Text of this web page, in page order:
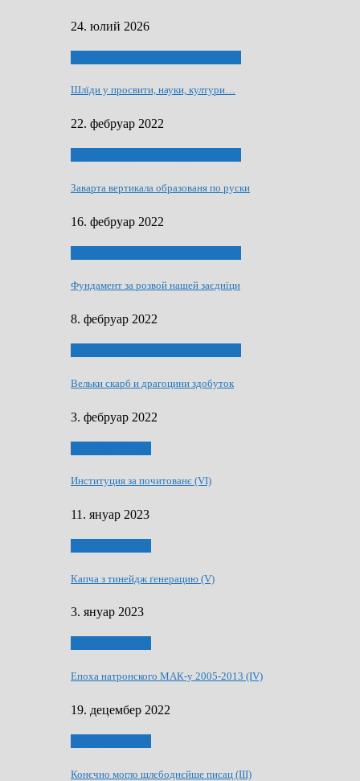
24. юлий 2026
Шлїди у просвити, науки, култури…
22. фебруар 2022
Заварта вертикала образованя по руски
16. фебруар 2022
Фундамент за розвой нашей заєднїци
8. фебруар 2022
Вельки скарб и драгоцини здобуток
3. фебруар 2022
Институция за почитованє (VI)
11. януар 2023
Капча з тинейдж ґенерацию (V)
3. януар 2023
Епоха натронского МАК-у 2005-2013 (IV)
19. децембер 2022
Конєчно могло шлєбоднєйше писац (III)